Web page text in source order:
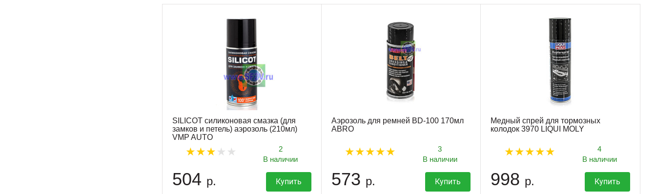
SILICOT силиконовая смазка (для
замков и петель) аэрозоль (210мл)
VMP AUTO
2
В наличии
504 р. Купить
Аэрозоль для ремней BD-100 170мл
ABRO
3
В наличии
573 р. Купить
Медный спрей для тормозных
колодок 3970 LIQUI MOLY
4
В наличии
998 р. Купить